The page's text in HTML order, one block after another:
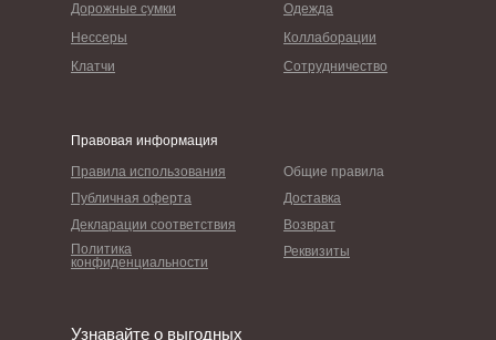
Правила использования
Правовая информация
Общие правила
Возврат
Декларации соответствия
Дорожные сумки Одежда
Реквизиты
Политика
конфиденциальности
Коллаборации
Нессеры
Доставка
Публичная оферта
Клатчи Сотрудничество
Узнавайте о выгодных